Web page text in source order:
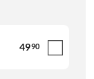
4990